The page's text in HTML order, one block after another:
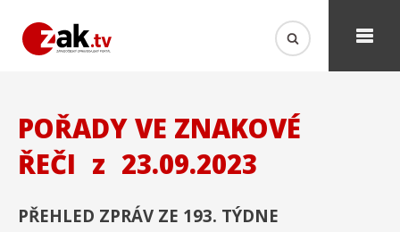
POŘADY VE ZNAKOVÉ
ŘEČI z 23.09.2023
PŘEHLED ZPRÁV ZE 193. TÝDNE